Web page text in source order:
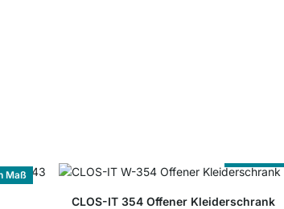
Maß
CLOS-IT 354 Offener Kleiderschrank